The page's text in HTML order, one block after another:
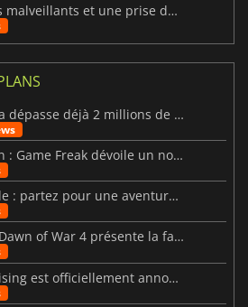
Des cartes de logiciels malveillants et une prise de contrôle de Discord ont touché Meccha Chameleon
Resident Evil: Veronica dépasse déjà 2 millions de wishlists
Beast of Reincarnation : Game Freak dévoile un nouveau pari
Big Walk est disponible : partez pour une aventure entre amis
Warhammer 40 000 : Dawn of War 4 présente la faction des Nécrons
Le DLC Nioh 3 : Hell Rising est officiellement annoncé